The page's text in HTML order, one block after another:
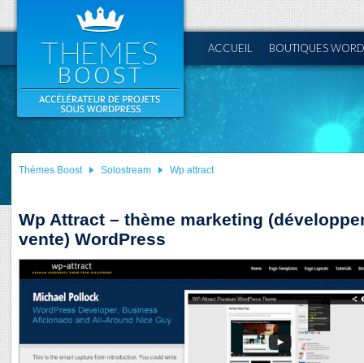
ACCUEIL BOUTIQUES
Thèmes Boost Solostream Wp attract
Wp Attract – thème marketing
vente) WordPress